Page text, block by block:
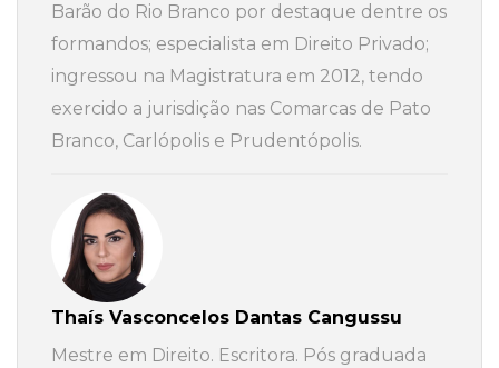
Barão do Rio Branco por destaque dentre os
formandos; especialista em Direito Privado;
ingressou na Magistratura em 2012, tendo
exercido a jurisdição nas Comarcas de Pato
Branco, Carlópolis e Prudentópolis.
Thaís Vasconcelos Dantas Cangussu
Mestre em Direito. Escritora. Pós graduada